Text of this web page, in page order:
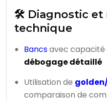
🛠️ Diagnostic et
technique
Bancsavec capacité
débogage détaillé
Utilisation de
comparaison de